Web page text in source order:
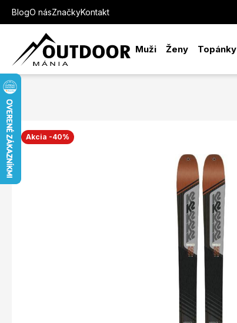
BlogO násZnačkyKontakt
Muži Ženy Topánky
Akcia -40%